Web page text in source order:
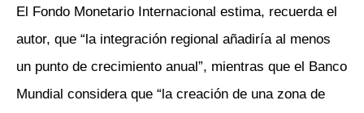
El Fondo Monetario Internacional estima, recuerda el
autor, que “la integración regional añadiría al menos
un punto de crecimiento anual”, mientras que el Banco
Mundial considera que “la creación de una zona de